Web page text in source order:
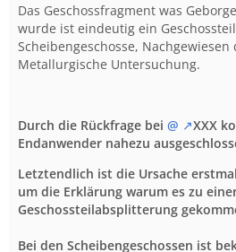
Das Geschossfragment was
wurde ist eindeutig ein
Scheibengeschosse, Nachgewiesen
Metallurgische Untersuchung.
Durch die Rückfrage bei @
XXX
Endanwender nahezu
Letztendlich ist die Ursache
um die Erklärung warum es zu
Geschossteilabsplitterung
Bei den Scheibengeschossen ist